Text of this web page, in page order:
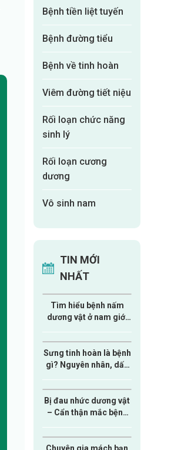
Bệnh tiền liệt tuyến
Bệnh đường tiểu
Bệnh về tinh hoàn
Viêm đường tiết niệu
Rối loạn chức năng
sinh lý
Rối loạn cương
dương
Vô sinh nam
TIN MỚI
NHẤT
Tìm hiểu bệnh nấm
dương vật ở nam giới
Sưng tinh hoàn là bệnh
gì? Nguyên nhân, dấu
giới cần biết
Bị đau nhức dương vật
– Cẩn thận mắc bệnh